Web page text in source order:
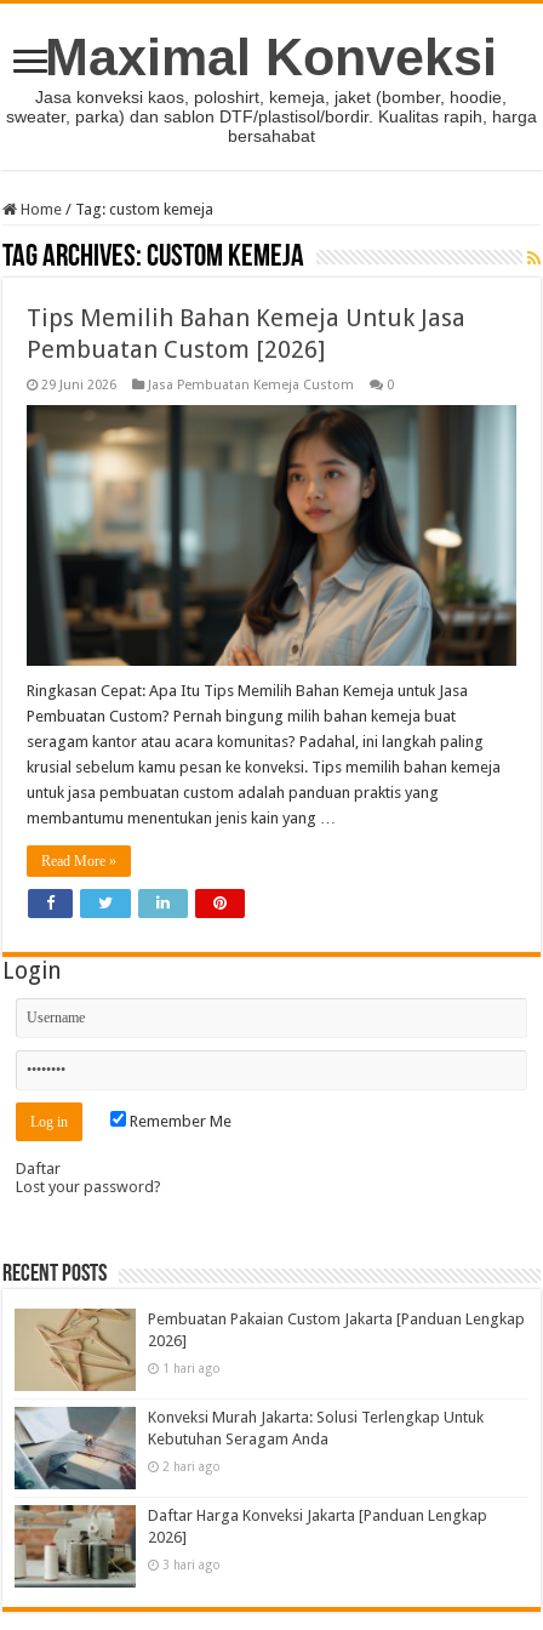
Maximal Konveksi
Jasa konveksi kaos, poloshirt, kemeja, jaket (bomber, hoodie,
sweater, parka) dan sablon DTF/plastisol/bordir. Kualitas rapih, harga
bersahabat
Home / Tag:custom kemeja
Tag Archives:custom kemeja
Tips Memilih Bahan Kemeja Untuk Jasa
Pembuatan Custom [2026]
29 Juni 2026 Jasa Pembuatan Kemeja Custom 0
Ringkasan Cepat: Apa Itu Tips Memilih Bahan Kemeja untuk Jasa
Pembuatan Custom? Pernah bingung milih bahan kemeja buat
seragam kantor atau acara komunitas? Padahal, ini langkah paling
krusial sebelum kamu pesan ke konveksi. Tips memilih bahan kemeja
untuk jasa pembuatan custom adalah panduan praktis yang
membantumu menentukan jenis kain yang …
Read More »
Login
Remember Me
Daftar
Lost your password?
Recent Posts
Pembuatan Pakaian Custom Jakarta [Panduan Lengkap
2026]
1 hari ago
Konveksi Murah Jakarta: Solusi Terlengkap Untuk
Kebutuhan Seragam Anda
2 hari ago
Daftar Harga Konveksi Jakarta [Panduan Lengkap
2026]
3 hari ago